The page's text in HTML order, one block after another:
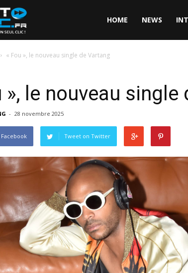
HOME NEWS
« Fou », le nouveau single de Vartang
», le nouveau single
- 28 novembre 2025
Tweet on Twitter